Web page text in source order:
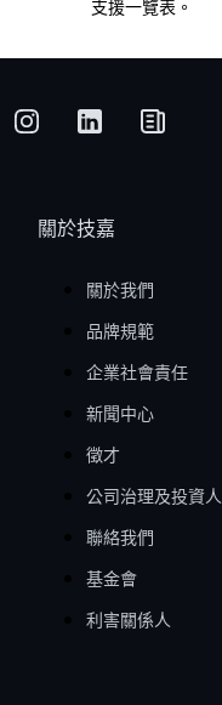
支援一覽表。
關於技嘉
關於我們
品牌規範
企業社會責任
新聞中心
徵才
公司治理及投資人
聯絡我們
基金會
利害關係人